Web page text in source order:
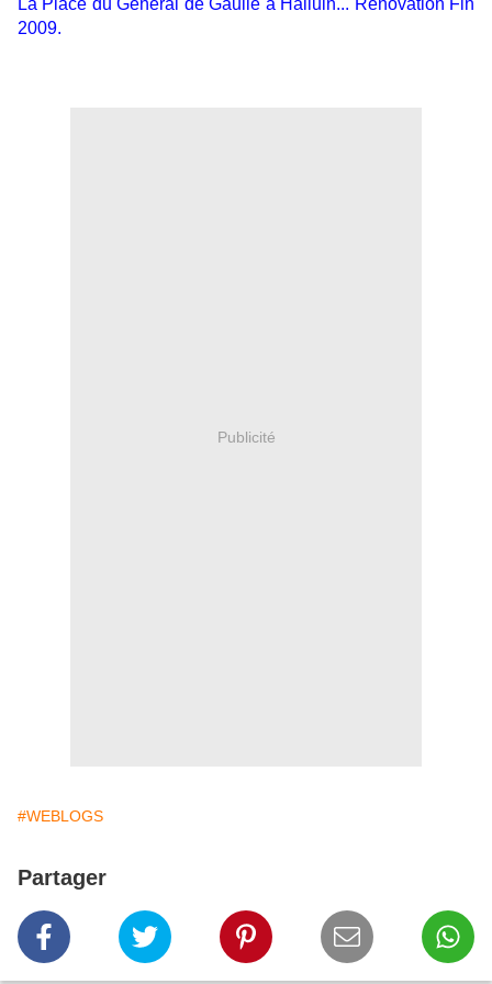
La Place du Général de Gaulle à Halluin... Rénovation Fin
2009.
Publicité
#WEBLOGS
Partager